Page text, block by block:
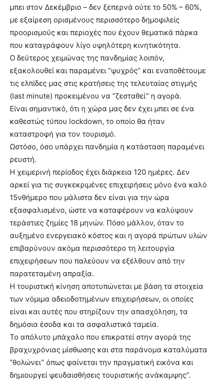
μπει στον Δεκέμβριο – δεν ξεπερνά ούτε το 50% – 60%,
με εξαίρεση ορισμένους περισσότερο δημοφιλείς
προορισμούς και περιοχές που έχουν θεματικά πάρκα
που καταγράφουν λίγο υψηλότερη κινητικότητα.
Ο δεύτερος χειμώνας της πανδημίας λοιπόν,
εξακολουθεί και παραμένει “ψυχρός” και εναποθέτουμε
τις ελπίδες μας στις κρατήσεις της τελευταίας στιγμής
(last minute) προκειμένου να “ζεσταθεί” η αγορά.
Είναι σημαντικό, ότι η χώρα μας δεν έχει μπει σε ένα
καθεστώς τύπου lockdown, το οποίο θα ήταν
καταστροφή για τον τουρισμό.
Ωστόσο, όσο υπάρχει πανδημία η κατάσταση παραμένει
ρευστή.
Η χειμερινή περίοδος έχει διάρκεια 120 ημέρες. Δεν
αρκεί για τις συγκεκριμένες επιχειρήσεις μόνο ένα καλό
15νθήμερο που μάλιστα δεν είναι για την ώρα
εξασφαλισμένο, ώστε να καταφέρουν να καλύψουν
τεράστιες ζημίες 18 μηνών. Πόσο μάλλον, όταν το
αυξημένο ενεργειακό κόστος και η αγορά πρώτων υλών
επιβαρύνουν ακόμα περισσότερο τη λειτουργία
επιχειρήσεων που παλεύουν να εξέλθουν από την
παρατεταμένη απραξία.
Η τουριστική κίνηση αποτυπώνεται με βάση τα στοιχεία
των νόμιμα αδειοδοτημένων επιχειρήσεων, οι οποίες
είναι και αυτές που στηρίζουν την απασχόληση, τα
δημόσια έσοδα και τα ασφαλιστικά ταμεία.
Το απόλυτο μπάχαλο που επικρατεί στην αγορά της
βραχυχρόνιας μίσθωσης και στα παράνομα καταλύματα
“θολώνει” όπως φαίνεται την πραγματική εικόνα και
δημιουργεί ψευδαισθήσεις τουριστικής ανάκαμψης”.